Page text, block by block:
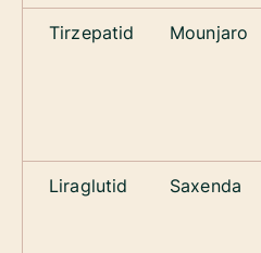
Tirzepatid Mounjaro
Liraglutid Saxenda